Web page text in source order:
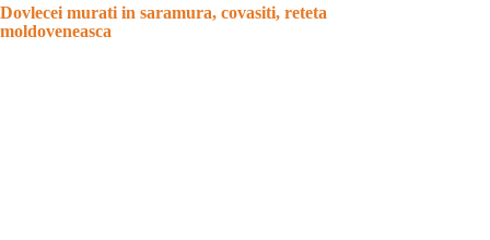
Dovlecei murati in saramura, covasiti, reteta
moldoveneasca